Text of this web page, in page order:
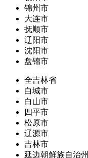
锦州市
大连市
抚顺市
辽阳市
沈阳市
盘锦市
全吉林省
白城市
白山市
四平市
松原市
辽源市
吉林市
延边朝鲜族自治州